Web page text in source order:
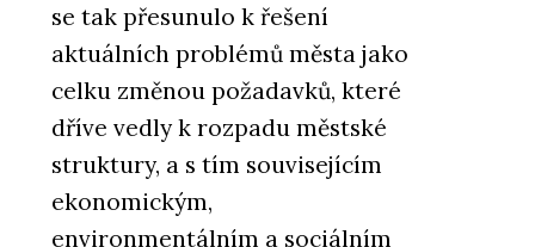
se tak přesunulo k řešení
aktuálních problémů města jako
celku změnou požadavků, které
dříve vedly k rozpadu městské
struktury, a s tím souvisejícím
ekonomickým,
environmentálním a sociálním